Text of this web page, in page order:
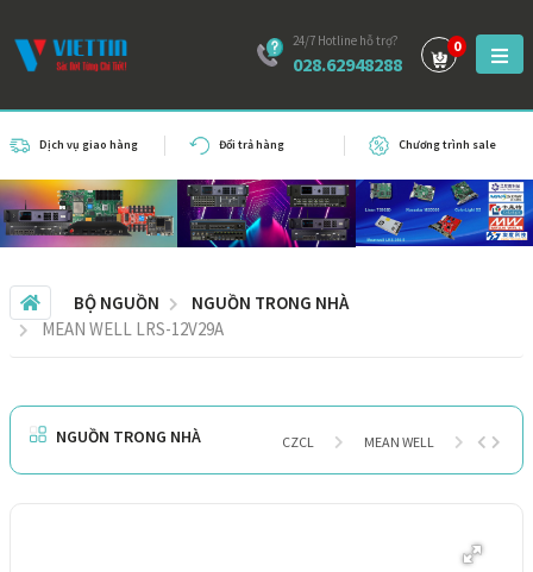
24/7 Hotline hỗ trợ?
028.62948288
0
Dịch vụ giao hàng Đổi trả hàng Chương trình sale
BỘ NGUỒN
NGUỒN TRONG NHÀ
MEAN WELL LRS-12V29A
NGUỒN TRONG NHÀ CZCL MEAN WELL POWER